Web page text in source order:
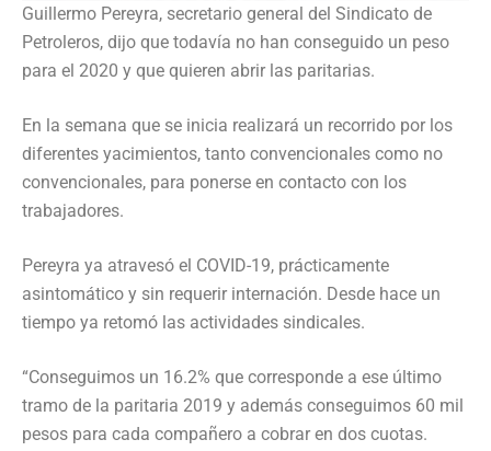
Guillermo Pereyra, secretario general del Sindicato de
Petroleros, dijo que todavía no han conseguido un peso
para el 2020 y que quieren abrir las paritarias.
En la semana que se inicia realizará un recorrido por los
diferentes yacimientos, tanto convencionales como no
convencionales, para ponerse en contacto con los
trabajadores.
Pereyra ya atravesó el COVID-19, prácticamente
asintomático y sin requerir internación. Desde hace un
tiempo ya retomó las actividades sindicales.
“Conseguimos un 16.2% que corresponde a ese último
tramo de la paritaria 2019 y además conseguimos 60 mil
pesos para cada compañero a cobrar en dos cuotas.